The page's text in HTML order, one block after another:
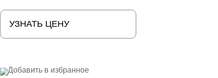
УЗНАТЬ ЦЕНУ
Добавить в избранное